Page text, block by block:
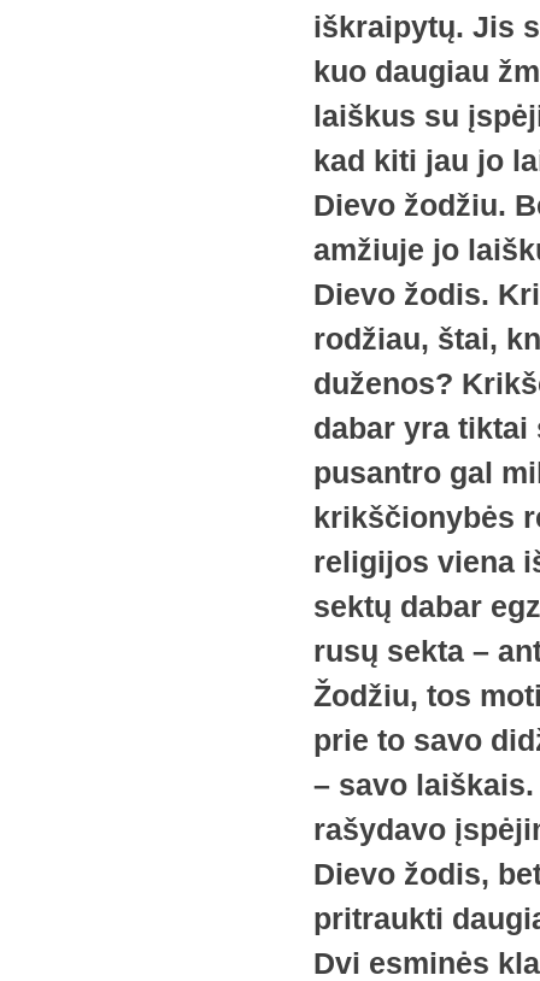
iškraipytų. Jis
kuo daugiau
laiškus su
kad kiti jau jo
Dievo žodžiu.
amžiuje jo
Dievo žodis.
rodžiau, štai,
duženos?
dabar yra tiktai
pusantro gal
krikščionybės
religijos viena
sektų dabar
rusų sekta –
Žodžiu, tos
prie to savo
– savo
rašydavo
Dievo žodis,
pritraukti
Dvi esminės